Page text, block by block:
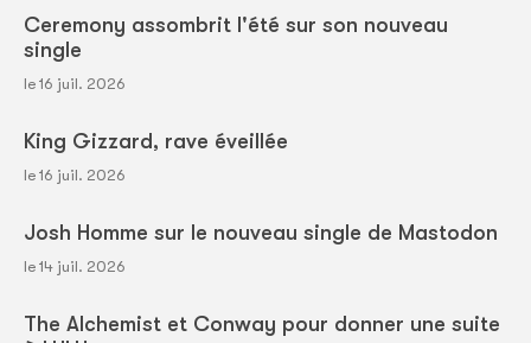
Ceremony assombrit l'été sur son nouveau
single
le 16 juil. 2026
King Gizzard, rave éveillée
le 16 juil. 2026
Josh Homme sur le nouveau single de Mastodon
le 14 juil. 2026
The Alchemist et Conway pour donner une suite